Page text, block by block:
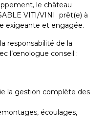
le château
VITI/VINI prêt(e) à
exigeante et engagée.
responsabilité de la
l’œnologue conseil :
la gestion complète des
écoulages,